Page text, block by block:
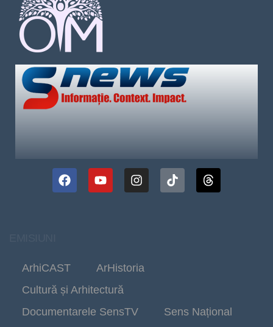
ArhiCAST
ArHistoria
Cultură și Arhitectură
Documentarele SensTV
Sens Național